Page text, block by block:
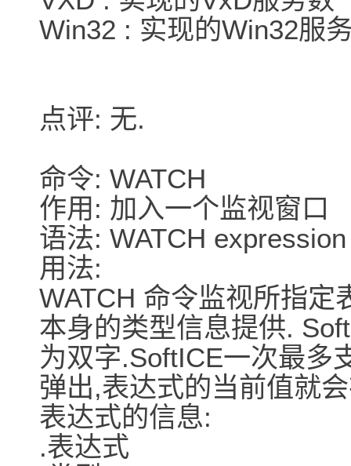
Win32 : 实现的Win32服
点评: 无.
命令: WATCH
作用: 加入一个监视窗口
语法: WATCH expression
用法:
WATCH 命令监视所指定
本身的类型信息提供.
为双字.SoftICE一次最多
弹出,表达式的当前值就
表达式的信息:
.表达式